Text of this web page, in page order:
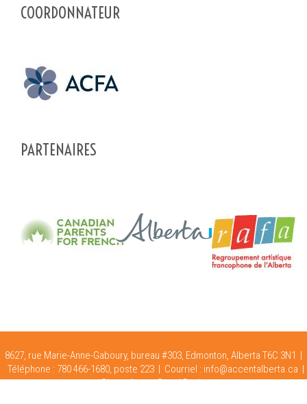
COORDONNATEUR
PARTENAIRES
8627, rue Marie-Anne-Gaboury, bureau #303, Edmonton, Alberta T6C 3N1 |
Téléphone : 780 466-1680, poste 223 | Courriel : info@accentalberta.ca |
Site crée parOops! Design